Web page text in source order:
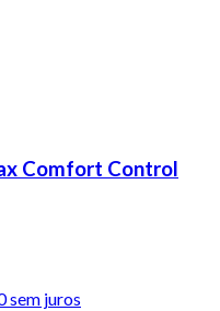
Comfort Control
sem juros